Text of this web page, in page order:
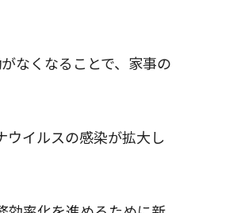
なくなることで、家事の
ウイルスの感染が拡大し